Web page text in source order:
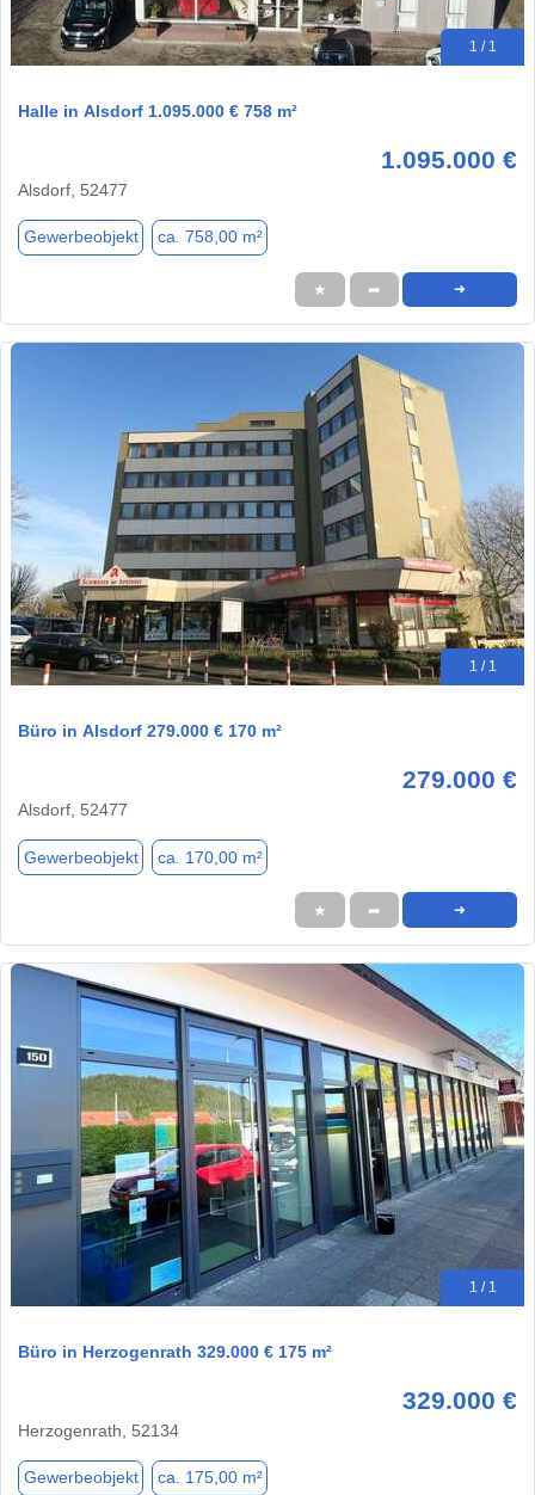
1 / 1
Halle in Alsdorf 1.095.000 € 758 m²
1.095.000 €
Alsdorf, 52477
Gewerbeobjekt ca. 758,00 m²
★ ➦ ➜
1 / 1
Büro in Alsdorf 279.000 € 170 m²
279.000 €
Alsdorf, 52477
Gewerbeobjekt ca. 170,00 m²
★ ➦ ➜
1 / 1
Büro in Herzogenrath 329.000 € 175 m²
329.000 €
Herzogenrath, 52134
Gewerbeobjekt ca. 175,00 m²